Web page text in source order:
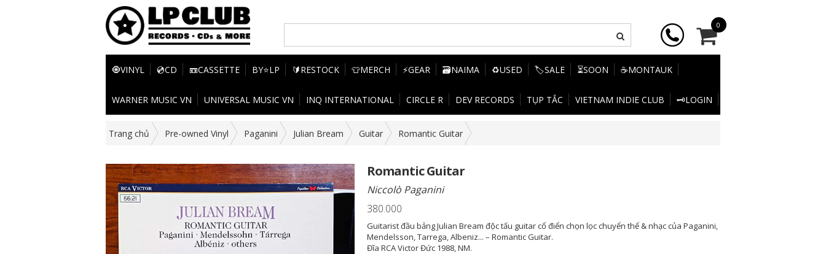
0
🧿VINYL 💿CD 📼CASSETTE BY⭐LP 🔰RESTOCK 👕MERCH ⚡GEAR 🗃️NAIMA ♻️USED 🏷️SALE ⏳SOON ☕MONTAUK
WARNER MUSIC VN UNIVERSAL MUSIC VN INQ INTERNATIONAL CIRCLE R DEV RECORDS TỤP TẮC VIETNAM INDIE CLUB 🗝️LOGIN
Trang chủ Pre-owned Vinyl Paganini Julian Bream Guitar Romantic Guitar
Romantic Guitar
Niccolò Paganini
380.000
Guitarist đầu bảng Julian Bream độc tấu guitar cổ điển chọn lọc chuyển thể & nhạc của Paganini,
Mendelsson, Tarrega, Albeniz... – Romantic Guitar.
Đĩa RCA Victor Đức 1988, NM.